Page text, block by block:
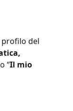
profilo del
“Il mio